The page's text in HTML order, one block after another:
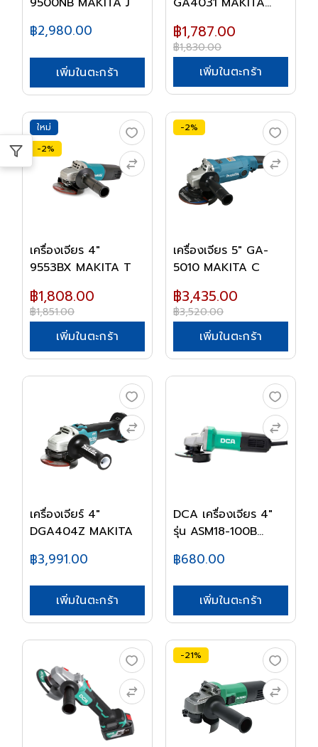
฿2,980.00
เพิ่มในตะกร้า
฿1,787.00
฿1,830.00
เพิ่มในตะกร้า
ใหม่
-2%
เครื่องเจียร 4"
9553BX MAKITA T
฿1,808.00
฿1,851.00
เพิ่มในตะกร้า
-2%
เครื่องเจียร 5" GA-
5010 MAKITA C
฿3,435.00
฿3,520.00
เพิ่มในตะกร้า
เครื่องเจียร์ 4"
DGA404Z MAKITA
฿3,991.00
เพิ่มในตะกร้า
DCA เครื่องเจียร 4"
รุ่น ASM18-100B...
฿680.00
เพิ่มในตะกร้า
-21%